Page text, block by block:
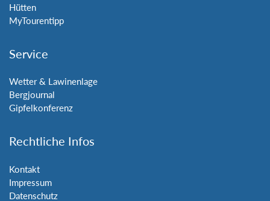
Hütten
MyTourentipp
Service
Wetter & Lawinenlage
Bergjournal
Gipfelkonferenz
Rechtliche Infos
Kontakt
Impressum
Datenschutz